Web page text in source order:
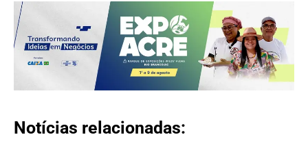
Notícias relacionadas: